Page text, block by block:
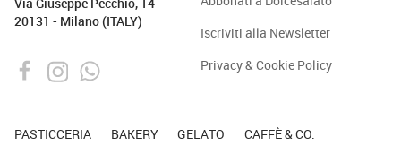
Via Giuseppe Pecchio, 14
20131 - Milano (ITALY)
Iscriviti alla Newsletter
Privacy & Cookie Policy
PASTICCERIA BAKERY GELATO CAFFÈ & CO.